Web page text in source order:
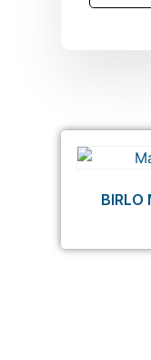
BIRLO